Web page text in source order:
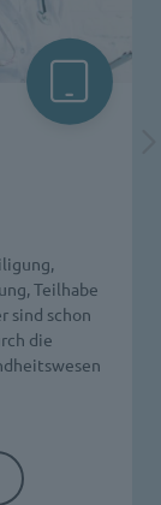
Teilhabe
sind schon
die